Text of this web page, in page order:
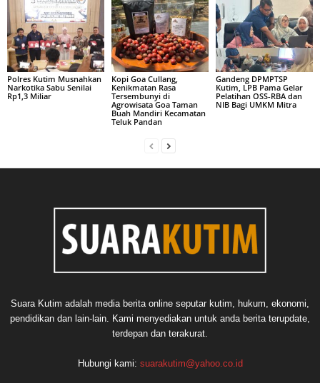
Polres Kutim Musnahkan
Narkotika Sabu Senilai
Rp1,3 Miliar
Kopi Goa Cullang,
Kenikmatan Rasa
Tersembunyi di
Agrowisata Goa Taman
Buah Mandiri Kecamatan
Teluk Pandan
Gandeng DPMPTSP
Kutim, LPB Pama Gelar
Pelatihan OSS-RBA dan
NIB Bagi UMKM Mitra
Suara Kutim adalah media berita online seputar kutim, hukum, ekonomi,
pendidikan dan lain-lain. Kami menyediakan untuk anda berita terupdate,
terdepan dan terakurat.
Hubungi kami: suarakutim@yahoo.co.id